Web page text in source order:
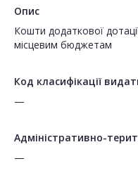
Опис
Кошти додаткової
місцевим бюджетам
Код класифікації
—
Адміністративно-
—